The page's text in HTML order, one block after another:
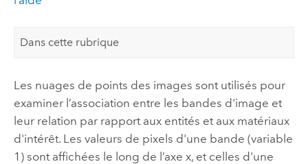
Dans cette rubrique
Les nuages de points des images sont utilisés pour
examiner l’association entre les bandes d'image et
leur relation par rapport aux entités et aux matériaux
d'intérêt. Les valeurs de pixels d'une bande (variable
1) sont affichées le long de l’axe x, et celles d'une